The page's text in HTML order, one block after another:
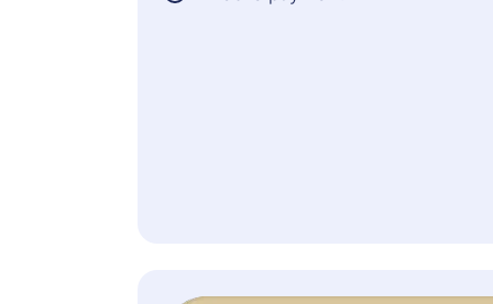
nelle Condizioni Generali